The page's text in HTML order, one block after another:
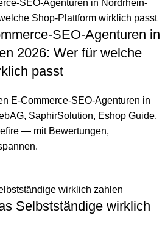
SEO-Agenturen in
2026: Wer für welche
passt
E-Commerce-SEO-Agenturen in
SaphirSolution, Eshop Guide,
— mit Bewertungen,
Selbstständige wirklich